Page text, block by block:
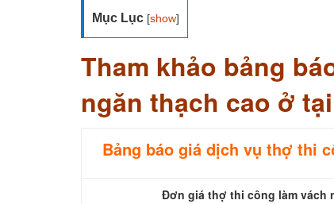
Mục Lục [show]
Tham khảo bảng
ngăn thạch cao ở
Bảng báo giá dịch vụ thợ thi
Đơn giá thợ thi công làm vách